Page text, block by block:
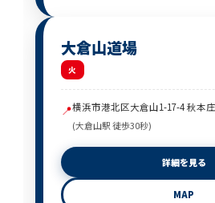
大倉山道場
火
📍横浜市港北区大倉山1-17-4 秋本
(大倉山駅 徒歩30秒)
詳細を見る
MAP